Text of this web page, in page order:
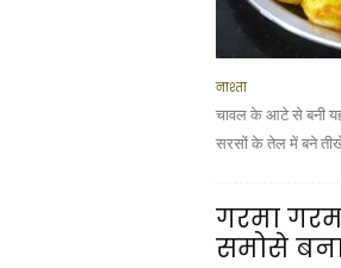
नाश्ता
चावल के आटे से बनी यह
सरसों के तेल में बने
गरमा
समोसे